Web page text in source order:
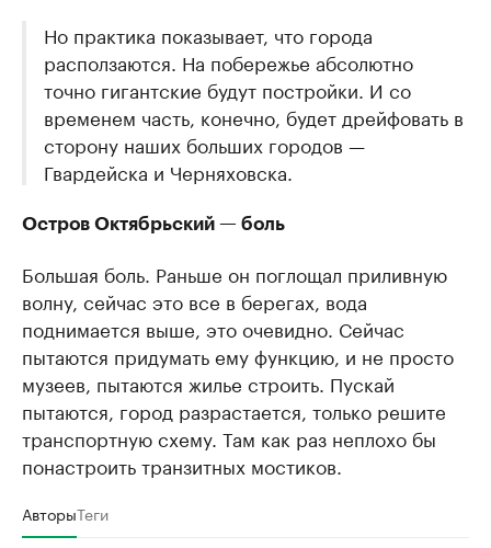
Но практика показывает, что города
расползаются. На побережье абсолютно
точно гигантские будут постройки. И со
временем часть, конечно, будет дрейфовать в
сторону наших больших городов —
Гвардейска и Черняховска.
Остров Октябрьский — боль
Большая боль. Раньше он поглощал приливную
волну, сейчас это все в берегах, вода
поднимается выше, это очевидно. Сейчас
пытаются придумать ему функцию, и не просто
музеев, пытаются жилье строить. Пускай
пытаются, город разрастается, только решите
транспортную схему. Там как раз неплохо бы
понастроить транзитных мостиков.
АвторыТеги